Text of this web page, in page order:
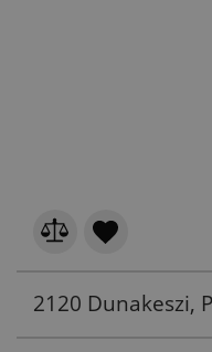
2120 Dunakeszi,